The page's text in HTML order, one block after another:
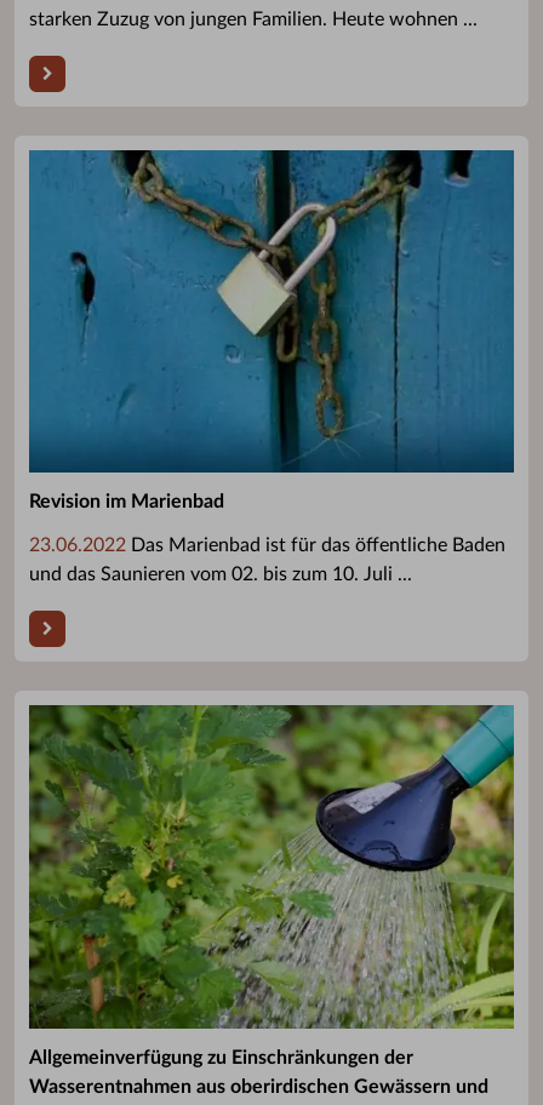
starken Zuzug von jungen Familien. Heute wohnen ...
Revision im Marienbad
23.06.2022 Das Marienbad ist für das öffentliche Baden
und das Saunieren vom 02. bis zum 10. Juli ...
Allgemeinverfügung zu Einschränkungen der
Wasserentnahmen aus oberirdischen Gewässern und